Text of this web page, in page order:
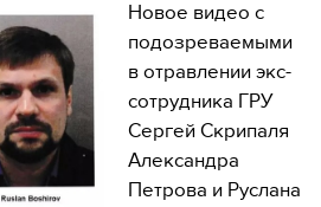
Новое видео с
подозреваемыми
в отравлении экс-
сотрудника ГРУ
Сергей Скрипаля
Александра
Петрова и Руслана